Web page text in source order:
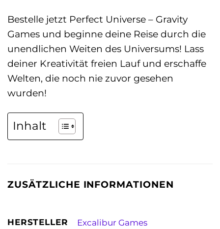
Bestelle jetzt Perfect Universe – Gravity
Games und beginne deine Reise durch die
unendlichen Weiten des Universums! Lass
deiner Kreativität freien Lauf und erschaffe
Welten, die noch nie zuvor gesehen
wurden!
Inhalt
ZUSÄTZLICHE INFORMATIONEN
HERSTELLER Excalibur Games